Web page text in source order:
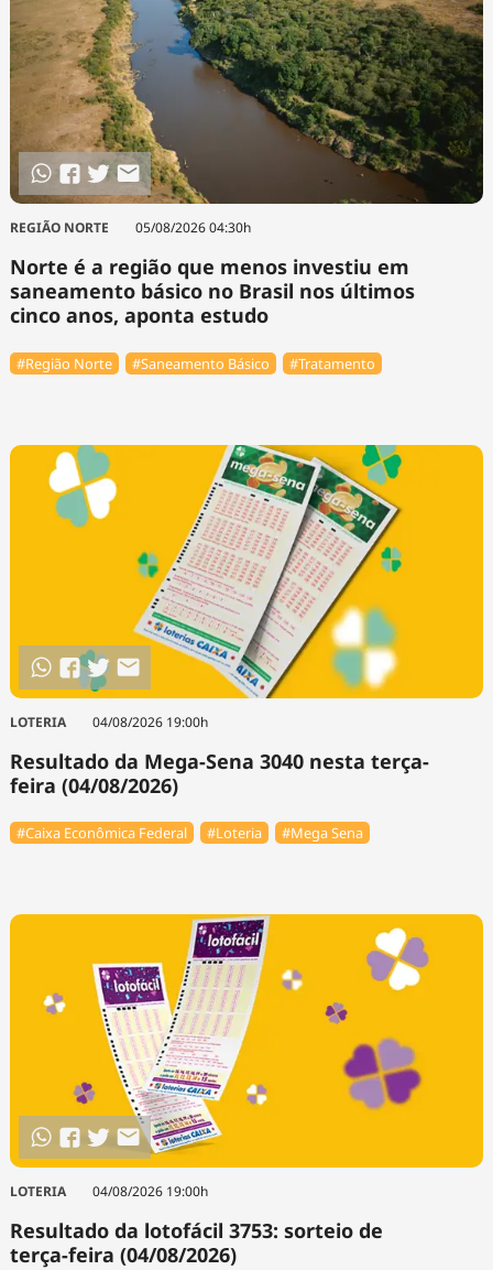
REGIÃO NORTE 05/08/2026 04:30h
Norte é a região que menos investiu em
saneamento básico no Brasil nos últimos
cinco anos, aponta estudo
#Região Norte #Saneamento Básico #Tratamento
LOTERIA 04/08/2026 19:00h
Resultado da Mega-Sena 3040 nesta terça-
feira (04/08/2026)
#Caixa Econômica Federal #Loteria #Mega Sena
LOTERIA 04/08/2026 19:00h
Resultado da lotofácil 3753: sorteio de
terça-feira (04/08/2026)